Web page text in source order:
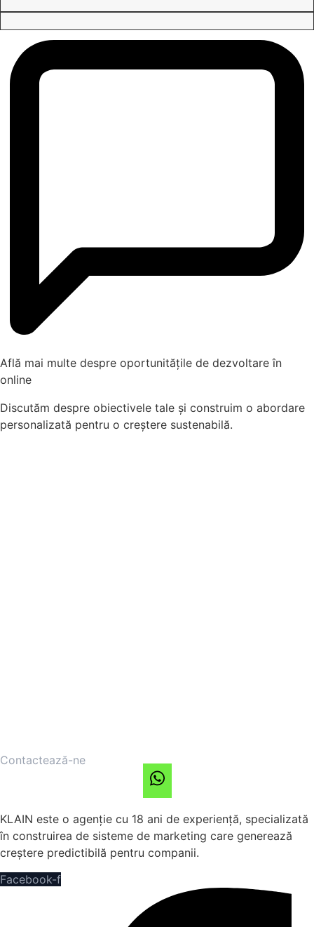
Află mai multe despre oportunitățile de dezvoltare în
online
Discutăm despre obiectivele tale și construim o abordare
personalizată pentru o creștere sustenabilă.
Contactează-ne
KLAIN este o agenție cu 18 ani de experiență, specializată
în construirea de sisteme de marketing care generează
creștere predictibilă pentru companii.
Facebook-f